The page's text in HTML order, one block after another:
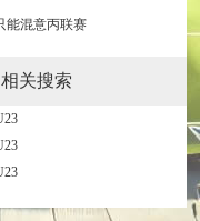
能混意丙联赛
关搜索